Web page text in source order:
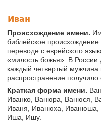
Иван
Происхождение имени.
библейское
переводе с еврейского
«милость божья». В России
каждый четвертый
распространение
Краткая форма имени.
Иванко, Ванюра, Ванюся,
Иваня, Иванюха, Иванюша,
Иша, Ишу.